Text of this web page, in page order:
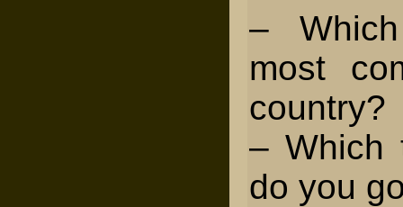
–
most
country?
– Which
do you